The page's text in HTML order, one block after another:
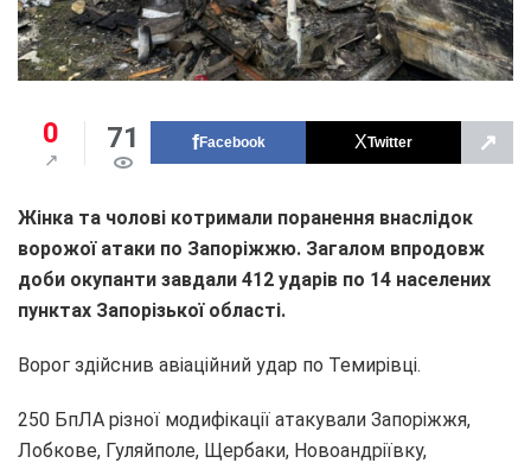
0 71 Facebook Twitter ↗
Жінка та чолові котримали поранення внаслідок
ворожої атаки по Запоріжжю. Загалом впродовж
доби окупанти завдали 412 ударів по 14 населених
пунктах Запорізької області.
Ворог здійснив авіаційний удар по Темирівці.
250 БпЛА різної модифікації атакували Запоріжжя,
Лобкове, Гуляйполе, Щербаки, Новоандріївку,